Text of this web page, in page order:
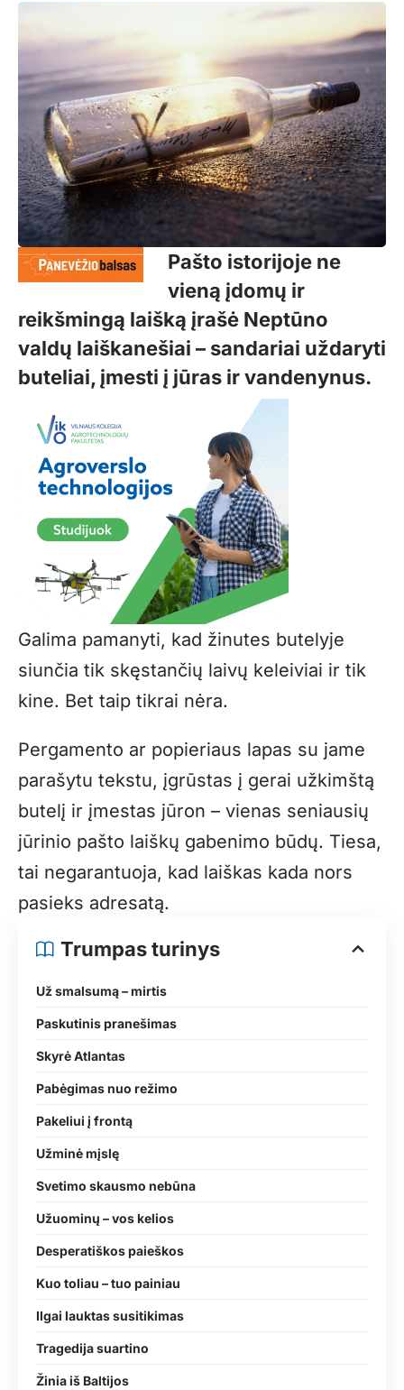
Pašto istorijoje ne
vieną įdomų ir
reikšmingą laišką įrašė Neptūno
valdų laiškanešiai – sandariai uždaryti
buteliai, įmesti į jūras ir vandenynus.
Galima pamanyti, kad žinutes butelyje
siunčia tik skęstančių laivų keleiviai ir tik
kine. Bet taip tikrai nėra.
Pergamento ar popieriaus lapas su jame
parašytu tekstu, įgrūstas į gerai užkimštą
butelį ir įmestas jūron – vienas seniausių
jūrinio pašto laiškų gabenimo būdų. Tiesa,
tai negarantuoja, kad laiškas kada nors
pasieks adresatą.
Trumpas turinys
Už smalsumą – mirtis
Paskutinis pranešimas
Skyrė Atlantas
Pabėgimas nuo režimo
Pakeliui į frontą
Užminė mįslę
Svetimo skausmo nebūna
Užuominų – vos kelios
Desperatiškos paieškos
Kuo toliau – tuo painiau
Ilgai lauktas susitikimas
Tragedija suartino
Žinia iš Baltijos